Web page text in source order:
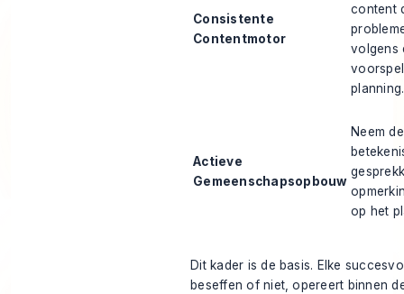
Consistente
Contentmotor
content
volgens
planning.
Actieve
Gemeenschapsopbouw
Neem
op het
Dit kader is de basis. Elke
beseffen of niet, opereert binnen